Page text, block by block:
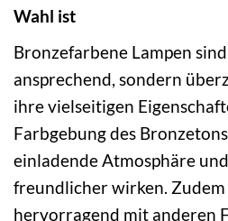
Wahl ist
Bronzefarbene Lampen
ansprechend, sondern
ihre vielseitigen
Farbgebung des
einladende Atmosphäre
freundlicher wirken.
hervorragend mit anderen